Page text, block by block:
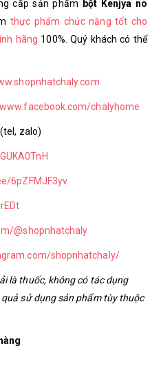
cấp sản phẩm
bột Kenjya no
thực phẩm chức năng tốt cho
hãng 100%. Quý khách có thể
chalyhome
zalo)
6pZFMJF3yv
@shopnhatchaly
shopnhatchaly/
là thuốc, không có tác dụng
sử dụng sản phẩm tùy thuộc